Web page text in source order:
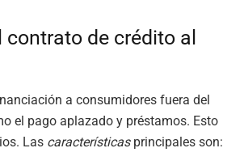
de crédito al
a consumidores fuera del
el pago aplazado y préstamos. Esto
Las característicasprincipales son: